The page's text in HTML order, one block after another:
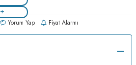
Yorum Yap Fiyat Alarmı